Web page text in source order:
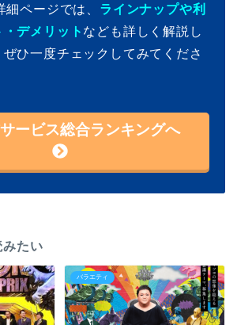
ページでは、 ラインナップや利
デメリット なども詳しく解説し
ひ一度チェックしてみてくださ
ービス総合ランキングへ
たい
バラエティ